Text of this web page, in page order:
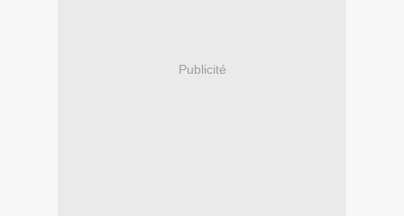
Publicité